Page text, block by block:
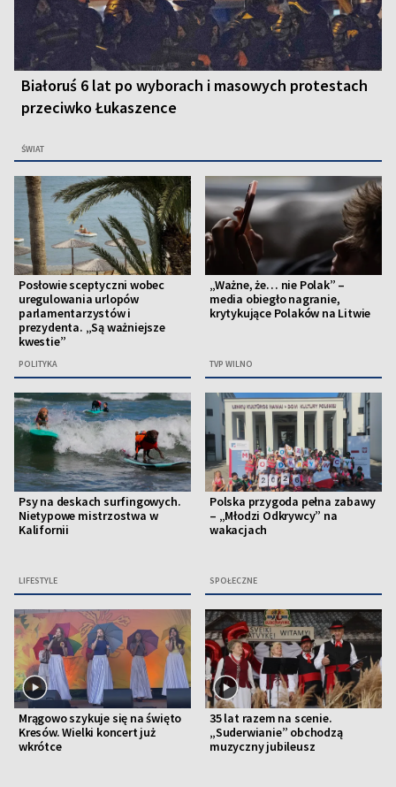
Białoruś 6 lat po wyborach i masowych protestach
przeciwko Łukaszence
ŚWIAT
Posłowie sceptyczni wobec
uregulowania urlopów
parlamentarzystów i
prezydenta. „Są ważniejsze
kwestie”
POLITYKA
„Ważne, że… nie Polak” –
media obiegło nagranie,
krytykujące Polaków na Litwie
TVP WILNO
Psy na deskach surfingowych.
Nietypowe mistrzostwa w
Kalifornii
LIFESTYLE
Polska przygoda pełna zabawy
– „Młodzi Odkrywcy” na
wakacjach
SPOŁECZNE
Mrągowo szykuje się na święto
Kresów. Wielki koncert już
wkrótce
35 lat razem na scenie.
„Suderwianie” obchodzą
muzyczny jubileusz